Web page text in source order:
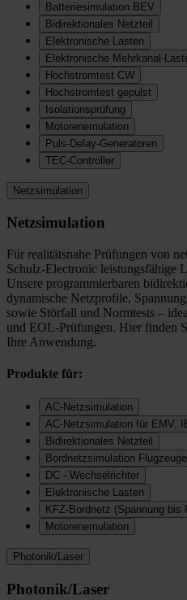
Batteriesimulation BEV
Bidirektionales Netzteil
Elektronische Lasten
Elektronische Mehrkanal-
Hochstromtest CW
Hochstromtest gepulst
Isolationsprüfung
Motorenemulation
Puls-Delay-Generatoren
TEC-Controller
Netzsimulation
Netzsimulation
Für realitätsnahe Prüfungen von
Schulz-Electronic leistungsfähige
Unsere programmierbaren
dynamische Netzprofile,
sowie Störfall und Normtests –
und EOL-Prüfungen. Hier finden
Ihre Anwendung.
Produkte für:
AC-Netzsimulation
AC-Netzsimulation für EMV,
Bidirektionales Netzteil
Bordnetzsimulation
DC - Wechselrichter
Elektronische Lasten
KFZ-Bordnetz (Spannung bis
Motorenemulation
Photonik/Laser
Photonik/Laser